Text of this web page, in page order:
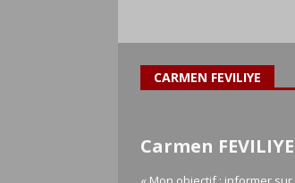
CARMEN FEVILIYE
Carmen FEVILIYE